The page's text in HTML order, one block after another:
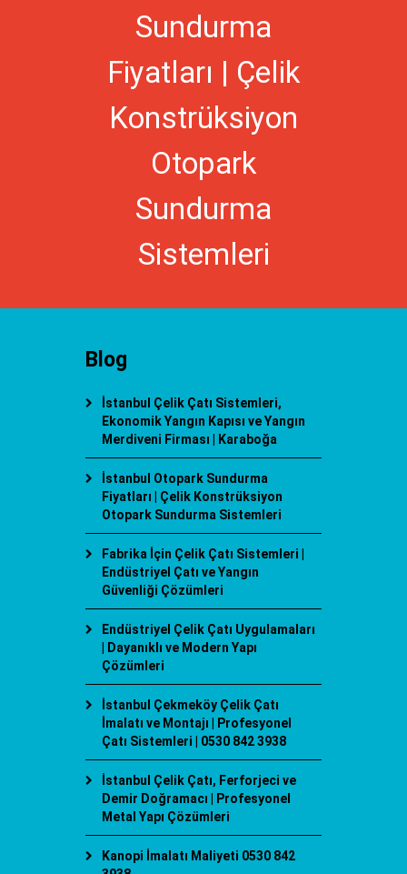
Sundurma
Fiyatları | Çelik
Konstrüksiyon
Otopark
Sundurma
Sistemleri
Blog
İstanbul Çelik Çatı Sistemleri,
Ekonomik Yangın Kapısı ve Yangın
Merdiveni Firması | Karaboğa
İstanbul Otopark Sundurma
Fiyatları | Çelik Konstrüksiyon
Otopark Sundurma Sistemleri
Fabrika İçin Çelik Çatı Sistemleri |
Endüstriyel Çatı ve Yangın
Güvenliği Çözümleri
Endüstriyel Çelik Çatı Uygulamaları
| Dayanıklı ve Modern Yapı
Çözümleri
İstanbul Çekmeköy Çelik Çatı
İmalatı ve Montajı | Profesyonel
Çatı Sistemleri | 0530 842 3938
İstanbul Çelik Çatı, Ferforjeci ve
Demir Doğramacı | Profesyonel
Metal Yapı Çözümleri
Kanopi İmalatı Maliyeti 0530 842